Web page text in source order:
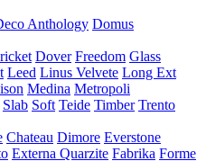
Anthology Domus
Dover Freedom Glass
Leed Linus Velvete Long Ext
Medina Metropoli
Slab Soft Teide Timber Trento
Chateau Dimore Everstone
Externa Quarzite Fabrika Forme